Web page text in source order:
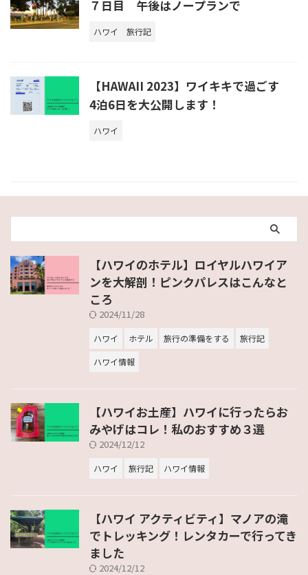
７日目 午後はノープランで
ハワイ 旅行記
【HAWAII 2023】ワイキキで過ごす
4泊6日を大公開します！
ハワイ
【ハワイのホテル】ロイヤルハワイア
ンを大解剖！ピンクパレスはこんなと
ころ
2024/11/28
ハワイ ホテル 旅行の準備をする
旅行記
ハワイ情報
【ハワイお土産】ハワイに行ったらお
みやげはコレ！私のおすすめ３選
2024/12/12
ハワイ 旅行記 ハワイ情報
【ハワイ アクティビティ】マノアの滝
でトレッキング！レンタカーで行ってき
ました
2024/12/12